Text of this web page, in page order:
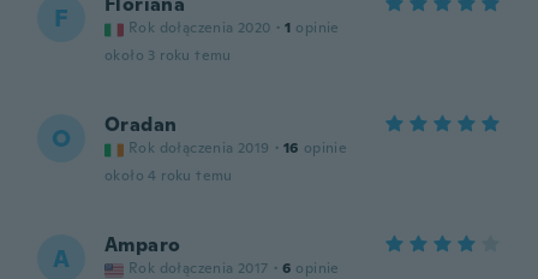
F Rok dołączenia 2020 · 1 opinie
około 3 roku temu
O Oradan
Rok dołączenia 2019 · 16 opinie
około 4 roku temu
A Amparo
Rok dołączenia 2017 · 6 opinie